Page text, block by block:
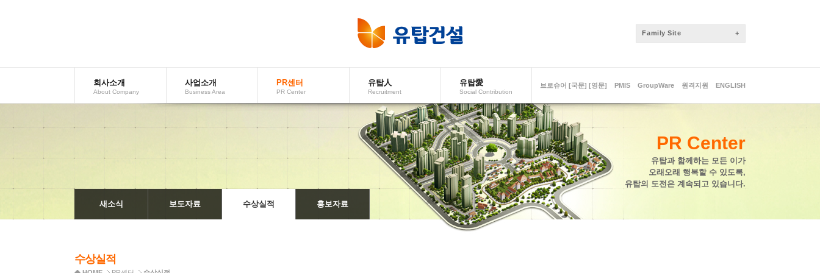
FamilySite +
회사소개
AboutCompany
사업소개
BusinessArea
PR센터
PRCenter
유탑人
Recruitment
유탑愛
SocialContribution
브로슈어[국문] [영문] PMIS GroupWare 원격지원 ENGLISH
PRCenter
유탑과함께하는모든이가
오래오래행복할수있도록,
유탑의도전은계속되고있습니다.
새소식 보도자료 수상실적 홍보자료
수상실적